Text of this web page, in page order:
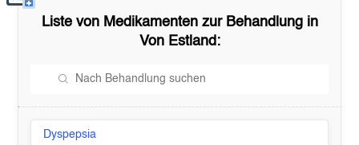
Liste von Medikamenten zur Behandlung in
Von Estland :
Dyspepsia